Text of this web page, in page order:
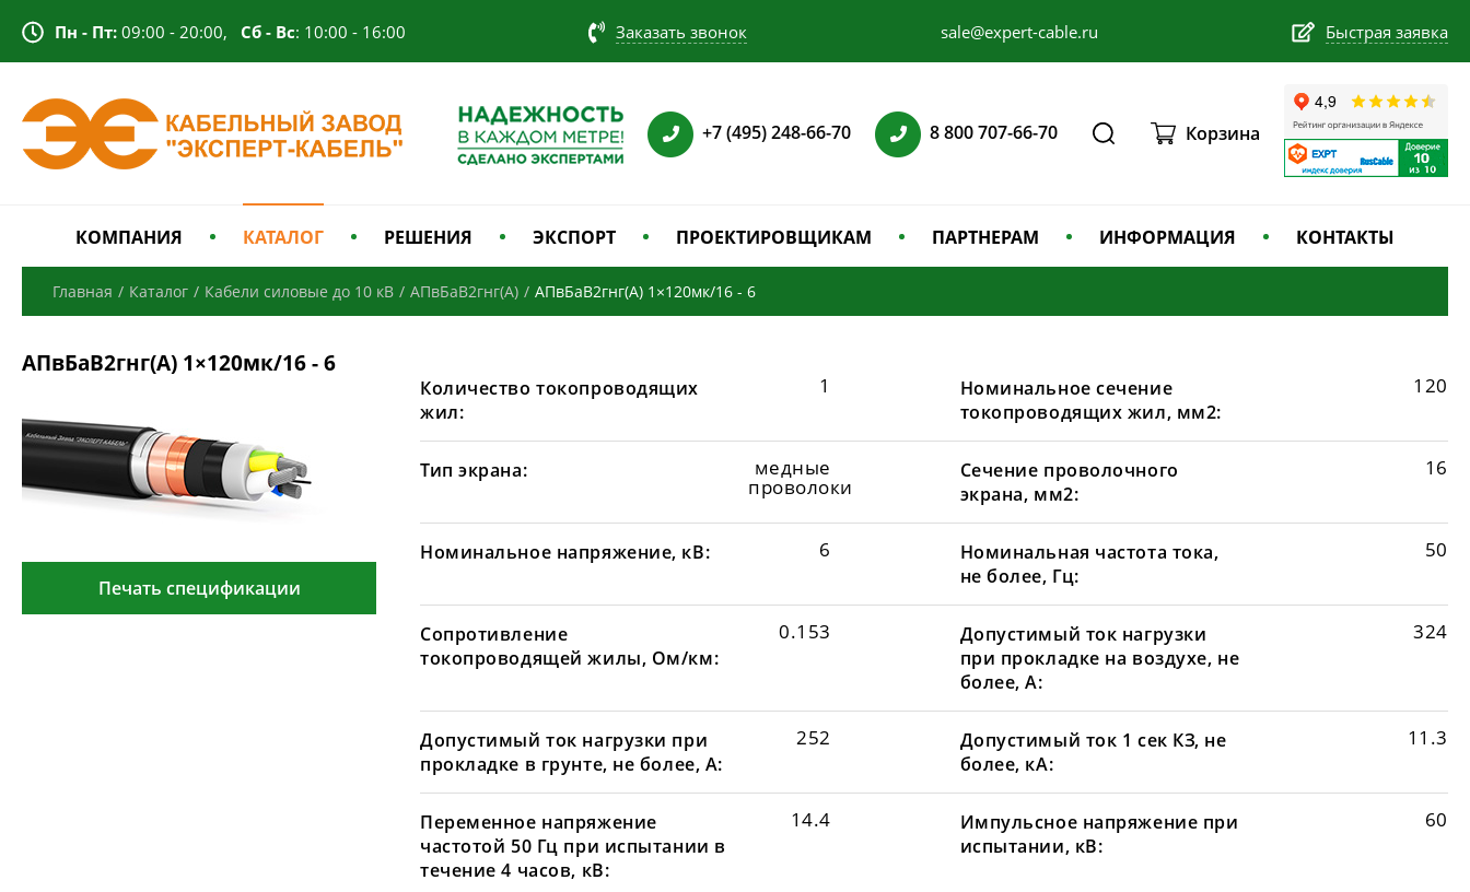
Пн - Пт: 09:00 - 20:00, Сб - Вс: 10:00 - 16:00 Заказать звонок sale@expert-cable.ru Быстрая заявка
+7 (495) 248-66-70 8 800 707-66-70 Корзина
КОМПАНИЯ КАТАЛОГ РЕШЕНИЯ ЭКСПОРТ ПРОЕКТИРОВЩИКАМ ПАРТНЕРАМ ИНФОРМАЦИЯ КОНТАКТЫ
Главная / Каталог / Кабели силовые до 10 кВ / АПвБаВ2гнг(А) / АПвБаВ2гнг(А) 1×120мк/16 - 6
АПвБаВ2гнг(А) 1×120мк/16 - 6
Печать спецификации
Количество токопроводящих
жил:
1
Номинальное сечение
токопроводящих жил, мм2:
120
Тип экрана: медные
проволоки
Сечение проволочного
экрана, мм2:
16
Номинальное напряжение, кВ: 6
Номинальная частота тока,
не более, Гц:
50
Сопротивление
токопроводящей жилы, Ом/км:
0.153
Допустимый ток нагрузки
при прокладке на воздухе, не
более, А:
324
Допустимый ток нагрузки при
прокладке в грунте, не более, А:
252
Допустимый ток 1 сек КЗ, не
более, кА:
11.3
Переменное напряжение
частотой 50 Гц при испытании в
течение 4 часов, кВ:
14.4
Импульсное напряжение при
испытании, кВ:
60